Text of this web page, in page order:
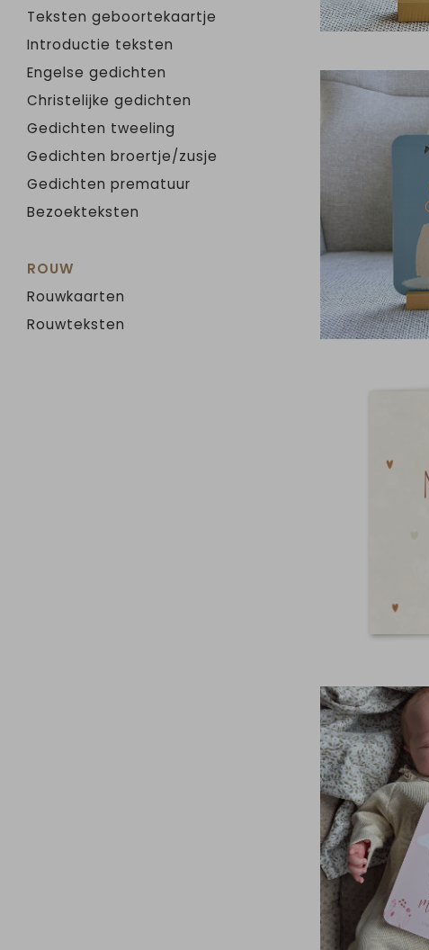
Teksten geboortekaartje
Introductie teksten
Engelse gedichten
Christelijke gedichten
Gedichten tweeling
Gedichten broertje/zusje
Gedichten prematuur
Bezoekteksten
ROUW
Rouwkaarten
Rouwteksten